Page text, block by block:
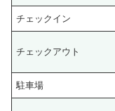
チェックイン
チェックアウト
駐車場